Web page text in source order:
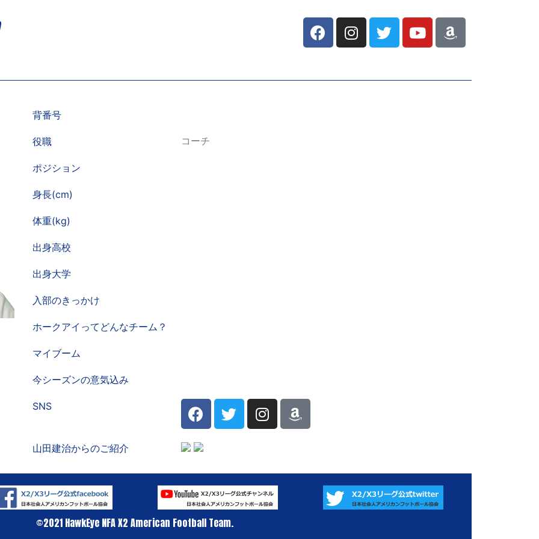
背番号
役職 コーチ
ポジション
身長(cm)
体重(kg)
出身高校
出身大学
入部のきっかけ
ホークアイってどんなチーム？
マイブーム
今シーズンの意気込み
SNS
山田建治からのご紹介
©︎2021 HawkEye NFA X2 American Football Team.